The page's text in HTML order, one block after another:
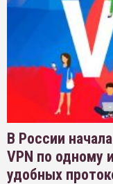
В России
VPN по одному
удобных